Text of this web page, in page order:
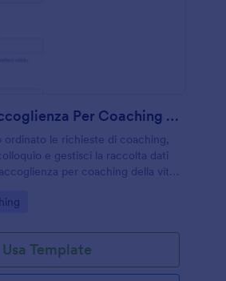
Modulo Di Accoglienza Per Coaching Della Vita
ordinato le richieste di coaching,
e gestisci la raccolta dati
per coaching della vita,
studio.
Usa Template